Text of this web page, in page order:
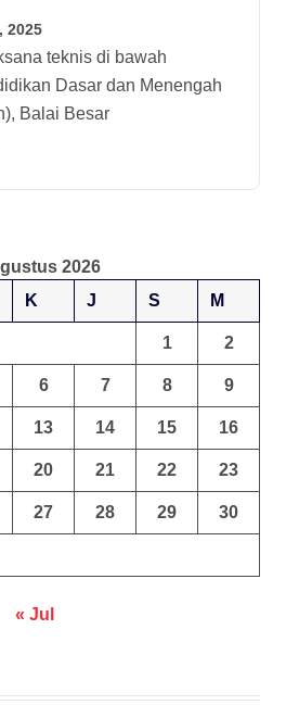
untuk
2025
Dasar dan Menengah
Balai Besar
2026
K J S M
1 2
6 7 8 9
13 14 15 16
20 21 22 23
27 28 29 30
« Jul